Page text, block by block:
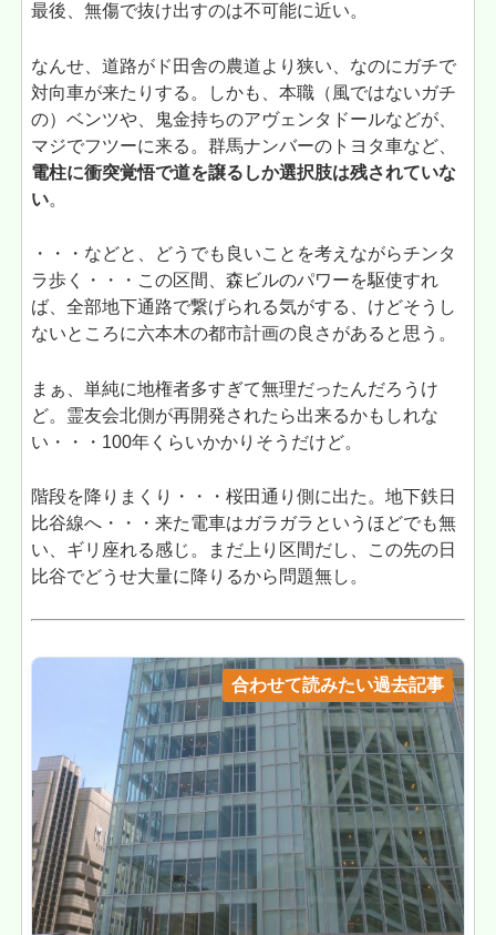
最後、無傷で抜け出すのは不可能に近い。
なんせ、道路がド田舎の農道より狭い、なのにガチで
対向車が来たりする。しかも、本職（風ではないガチ
の）ベンツや、鬼金持ちのアヴェンタドールなどが、
マジでフツーに来る。群馬ナンバーのトヨタ車など、
電柱に衝突覚悟で道を譲るしか選択肢は残されていな
い。
・・・などと、どうでも良いことを考えながらチンタ
ラ歩く・・・この区間、森ビルのパワーを駆使すれ
ば、全部地下通路で繋げられる気がする、けどそうし
ないところに六本木の都市計画の良さがあると思う。
まぁ、単純に地権者多すぎて無理だったんだろうけ
ど。霊友会北側が再開発されたら出来るかもしれな
い・・・100年くらいかかりそうだけど。
階段を降りまくり・・・桜田通り側に出た。地下鉄日
比谷線へ・・・来た電車はガラガラというほどでも無
い、ギリ座れる感じ。まだ上り区間だし、この先の日
比谷でどうせ大量に降りるから問題無し。
合わせて読みたい過去記事